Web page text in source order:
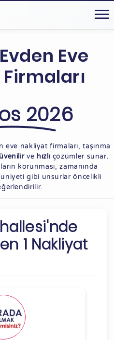
Eve
2026
eve nakliyat firmaları, taşınma
ve hızlı çözümler sunar.
korunması, zamanında
gibi unsurlar öncelikli
1 Nakliyat